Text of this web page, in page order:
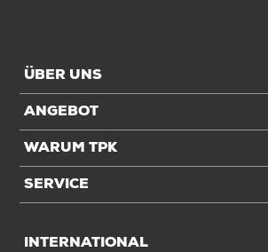
ÜBER UNS
ANGEBOT
WARUM TPK
SERVICE
INTERNATIONAL